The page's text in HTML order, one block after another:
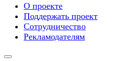
О проекте
Поддержать проект
Сотрудничество
Рекламодателям